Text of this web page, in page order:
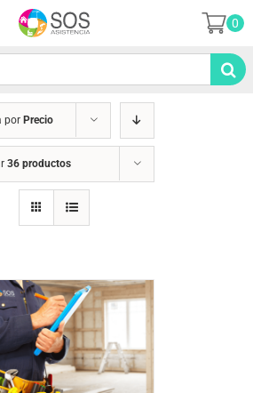
0
por Precio
36 productos